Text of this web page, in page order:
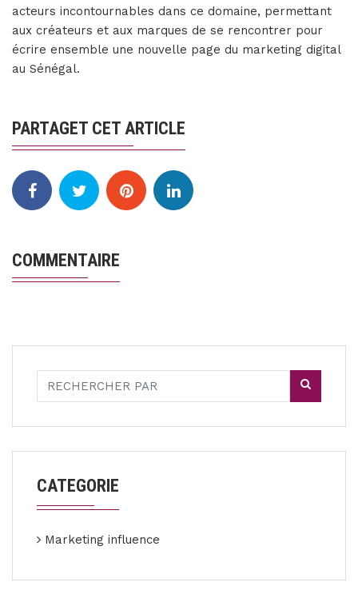
acteurs incontournables dans ce domaine, permettant
aux créateurs et aux marques de se rencontrer pour
écrire ensemble une nouvelle page du marketing digital
au Sénégal.
PARTAGET CET ARTICLE
COMMENTAIRE
CATEGORIE
Marketing influence